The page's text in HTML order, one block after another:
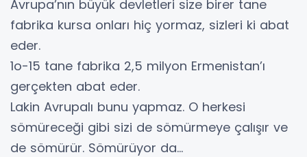
Avrupa’nın büyük devletleri size birer tane
fabrika kursa onları hiç yormaz, sizleri ki abat
eder.
1o-15 tane fabrika 2,5 milyon Ermenistan’ı
gerçekten abat eder.
Lakin Avrupalı bunu yapmaz. O herkesi
sömüreceği gibi sizi de sömürmeye çalışır ve
de sömürür. Sömürüyor da…